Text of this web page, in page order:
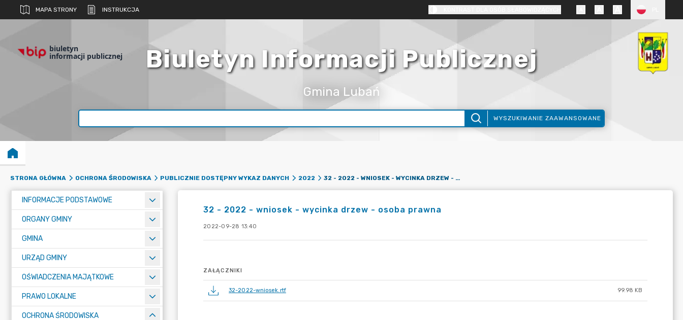
MAPA STRONY INSTRUKCJA
biuletyn
informacji publicznej Biuletyn Informacji Publicznej
Gmina Lubań
WYSZUKIWANIE ZAAWANSOWANE
STRONA GŁÓWNA OCHRONA ŚRODOWISKA PUBLICZNIE DOSTĘPNY WYKAZ DANYCH 2022 32 - 2022 - WNIOSEK - WYCINKA DRZEW - OSOBA PRAWNA
INFORMACJE PODSTAWOWE
ORGANY GMINY
GMINA
URZĄD GMINY
OŚWIADCZENIA MAJĄTKOWE
PRAWO LOKALNE
OCHRONA ŚRODOWISKA
32 - 2022 - wniosek - wycinka drzew - osoba prawna
2022-09-28 13:40
ZAŁĄCZNIKI
32-2022-wniosek.rtf 99.98 KB